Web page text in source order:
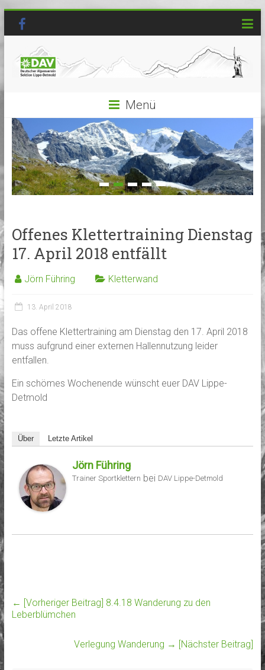
Menü
Offenes Klettertraining Dienstag
17. April 2018 entfällt
Jörn Führing Kletterwand
13. April 2018
Das offene Klettertraining am Dienstag den 17. April 2018
muss aufgrund einer externen Hallennutzung leider
entfallen.
Ein schömes Wochenende wünscht euer DAV Lippe-
Detmold
Über Letzte Artikel
Jörn Führing
Trainer Sportklettern bei DAV Lippe-Detmold
← [Vorheriger Beitrag] 8.4.18 Wanderung zu den
Leberblümchen
Verlegung Wanderung → [Nächster Beitrag]